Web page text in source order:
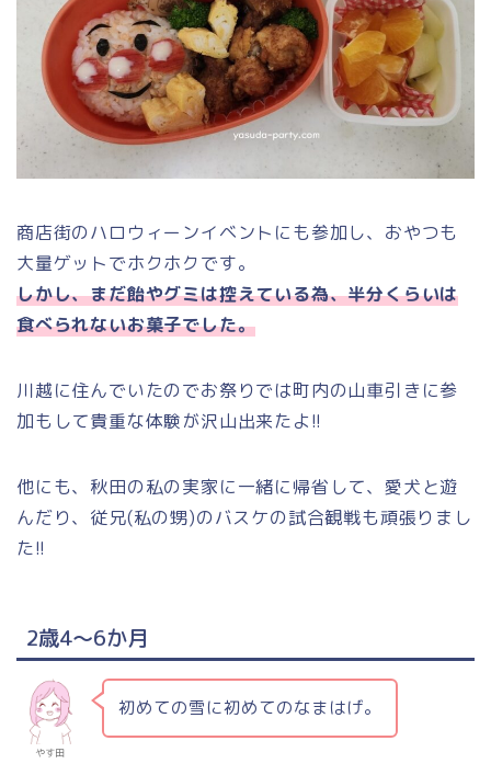
商店街のハロウィーンイベントにも参加し、おやつも
大量ゲットでホクホクです。
しかし、まだ飴やグミは控えている為、半分くらいは
食べられないお菓子でした。
川越に住んでいたのでお祭りでは町内の山車引きに参
加もして貴重な体験が沢山出来たよ!!
他にも、秋田の私の実家に一緒に帰省して、愛犬と遊
んだり、従兄(私の甥)のバスケの試合観戦も頑張りまし
た!!
2歳4～6か月
やす田
初めての雪に初めてのなまはげ。